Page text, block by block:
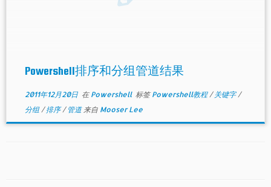
Powershell排序和分组管道结果
2011年12月20日在 Powershell 标签Powershell教程/ 关键字/
分组/排序/ 管道 来自 Mooser Lee